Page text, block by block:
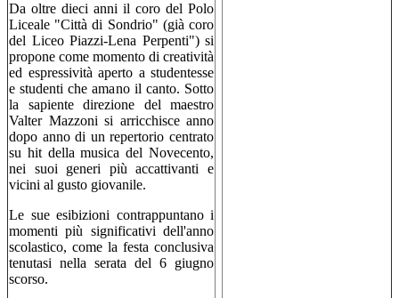
Da oltre dieci anni il coro del Polo
Liceale "Città di Sondrio" (già coro
del Liceo Piazzi-Lena Perpenti") si
propone come momento di creatività
ed espressività aperto a studentesse
e studenti che amano il canto. Sotto
la sapiente direzione del maestro
Valter Mazzoni si arricchisce anno
dopo anno di un repertorio centrato
su hit della musica del Novecento,
nei suoi generi più accattivanti e
vicini al gusto giovanile.
Le sue esibizioni contrappuntano i
momenti più significativi dell'anno
scolastico, come la festa conclusiva
tenutasi nella serata del 6 giugno
scorso.